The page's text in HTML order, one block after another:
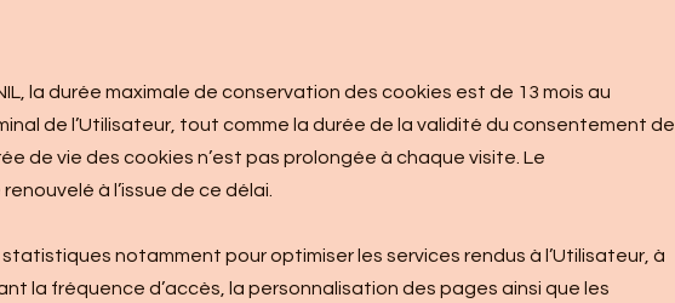
la durée maximale de conservation des cookies est de 13 mois au
de l’Utilisateur, tout comme la durée de la validité du consentement de
de vie des cookies n’est pas prolongée à chaque visite. Le
à l’issue de ce délai.
notamment pour optimiser les services rendus à l’Utilisateur, à
la fréquence d’accès, la personnalisation des pages ainsi que les